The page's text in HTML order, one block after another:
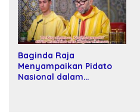
Baginda Raja
Menyampaikan Pidato
Nasional dalam